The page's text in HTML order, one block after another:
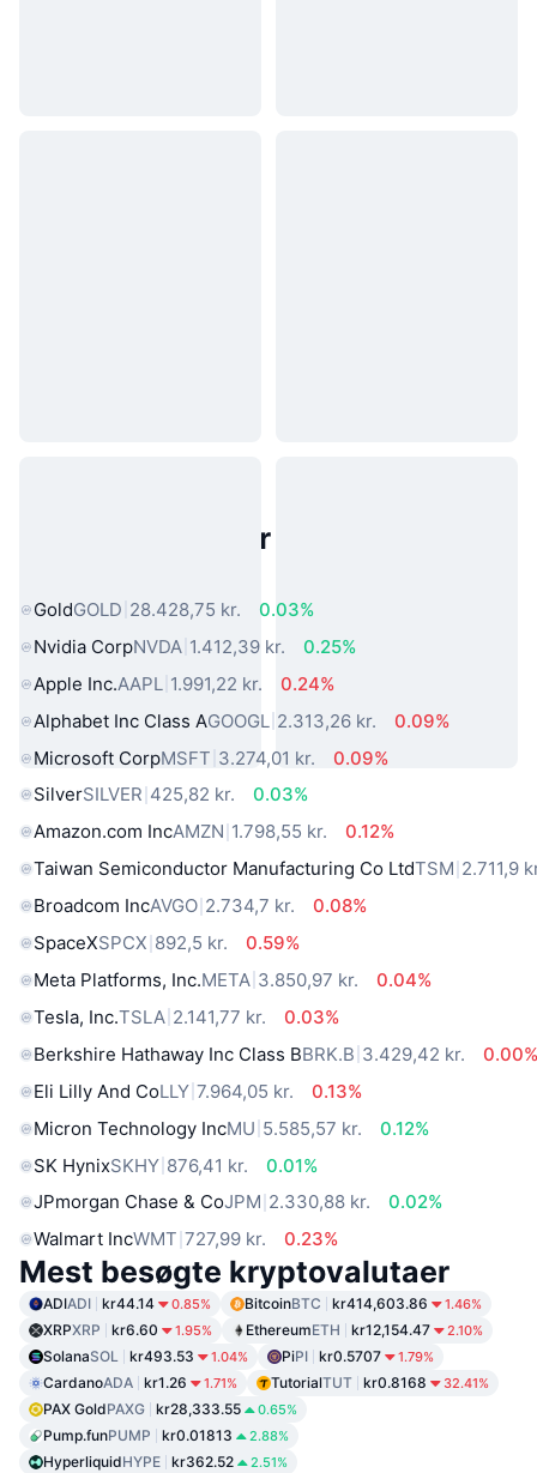
Populære aktiver fra den virkelige
GoldGOLD 28.428,75 kr.
0.03%
Nvidia CorpNVDA 1.412,39 kr.
0.25%
Apple Inc.AAPL 1.991,22 kr.
0.24%
Alphabet Inc Class AGOOGL 2.313,26 kr.
0.09%
Microsoft CorpMSFT 3.274,01 kr.
0.09%
SilverSILVER 425,82 kr.
0.03%
Amazon.com IncAMZN 1.798,55 kr.
0.12%
Taiwan Semiconductor Manufacturing Co LtdTSM 2.711,9
Broadcom IncAVGO 2.734,7 kr.
0.08%
SpaceXSPCX 892,5 kr.
0.59%
Meta Platforms, Inc.META 3.850,97 kr.
0.04%
Tesla, Inc.TSLA 2.141,77 kr.
0.03%
Berkshire Hathaway Inc Class BBRK.B 3.429,42 kr.
Eli Lilly And CoLLY 7.964,05 kr.
0.13%
Micron Technology IncMU 5.585,57 kr.
0.12%
SK HynixSKHY 876,41 kr.
0.01%
JPmorgan Chase & CoJPM 2.330,88 kr.
0.02%
Walmart IncWMT 727,99 kr. 0.23%
Mest besøgte kryptovalutaer
ADIADI kr44.14 0.85% BitcoinBTC kr414,603.86 1.46%
XRPXRP kr6.60 1.95% EthereumETH kr12,154.47 2.10%
SolanaSOL kr493.53 1.04% PiPI kr0.5707 1.79%
CardanoADA kr1.26 1.71% TutorialTUT kr0.8168 32.41%
PAX GoldPAXG kr28,333.55 0.65%
Pump.funPUMP kr0.01813 2.88%
HyperliquidHYPE kr362.52 2.51%